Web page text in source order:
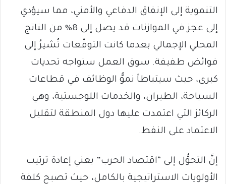
التنموية إلى الإنفاق الدفاعي والأمني، مما سيؤدي
إلى عجز في الموازنات قد يصل إلى 8% من الناتج
المحلي الإجمالي بعدما كانت التوقّعات تُشيرُ إلى
فوائض طفيفة. سوق العمل ستواجه تحديات
كبرى، حيث سيتباطأ نموُّ الوظائف في قطاعات
السياحة، الطيران، والخدمات اللوجستية، وهي
الركائز التي اعتمدت عليها دول المنطقة لتقليل
الاعتماد على النفط.
إنَّ التحوُّل إلى “اقتصاد الحرب” يعني إعادة ترتيب
الأولويات الاستراتيجية بالكامل، حيث تصبح كلفة